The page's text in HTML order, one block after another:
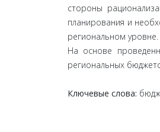
стороны
планирования и
региональном уровне.
На основе
региональных
Ключевые слова: